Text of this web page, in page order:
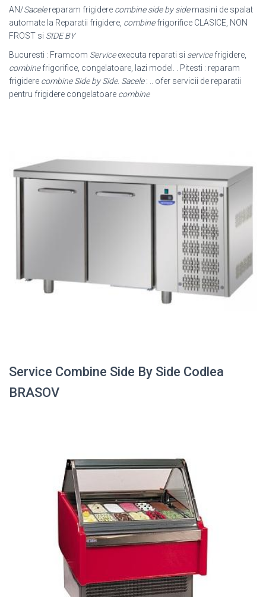
AN/Sacelereparam frigidere combine side by sidemasini de spalat
automate la Reparatii frigidere, combinefrigorifice CLASICE, NON
FROST si SIDE BY
Bucuresti : Framcom Serviceexecuta reparati si servicefrigidere,
combinefrigorifice, congelatoare, lazi model. . Pitesti : reparam
frigidere combine Side by Side. Sacele: .. ofer servicii de reparatii
pentru frigidere congelatoare combine
Service Combine Side By Side Codlea
BRASOV